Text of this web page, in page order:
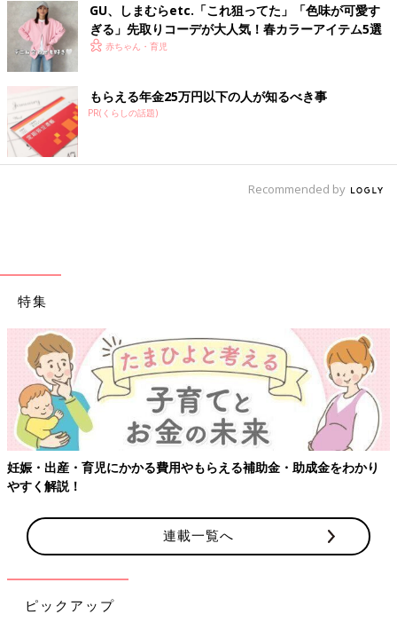
GU、しまむらetc.「これ狙ってた」「色味が可愛す
ぎる」先取りコーデが大人気！春カラーアイテム5選
赤ちゃん・育児
もらえる年金25万円以下の人が知るべき事
PR(くらしの話題)
Recommended by
特集
【ワクチン接種できるものも】妊婦の感染症対策、知っておいて！
連載一覧へ
ピックアップ